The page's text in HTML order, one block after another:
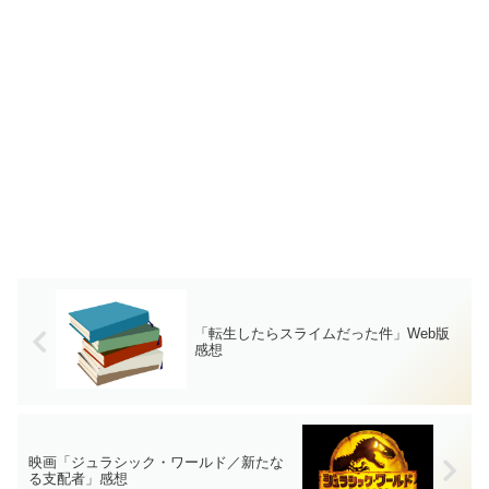
「転生したらスライムだった件」Web版
感想
映画「ジュラシック・ワールド／新たな
る支配者」感想